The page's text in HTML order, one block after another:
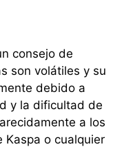
consejo de
son volátiles y su
debido a
y la dificultad de
a los
Kaspa o cualquier